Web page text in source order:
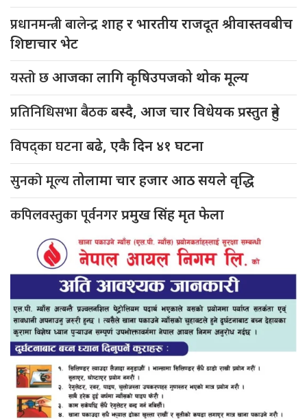
प्रधानमन्त्री बालेन्द्रशाह र भारतीय राजदूत श्रीवास्तवबीच
शिष्टाचार भेट
यस्तो छआजका लागि कृषिउपजको थोक मूल्य
प्रतिनिधिसभा बैठकबस्दै, आज चार विधेयक प्रस्तुत हुने
विपद्का घटनाबढे, एकै दिन ४१ घटना
सुनको मूल्यतोलामा चार हजार आठ सयले वृद्धि
कपिलवस्तुका पूर्वनगरप्रमुख सिंह मृत फेला